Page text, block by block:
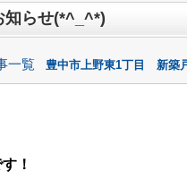
知らせ(*^_^*)
一覧 豊中市上野東1丁目 新築
！